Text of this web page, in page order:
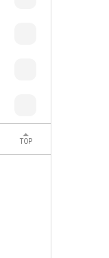
TOP